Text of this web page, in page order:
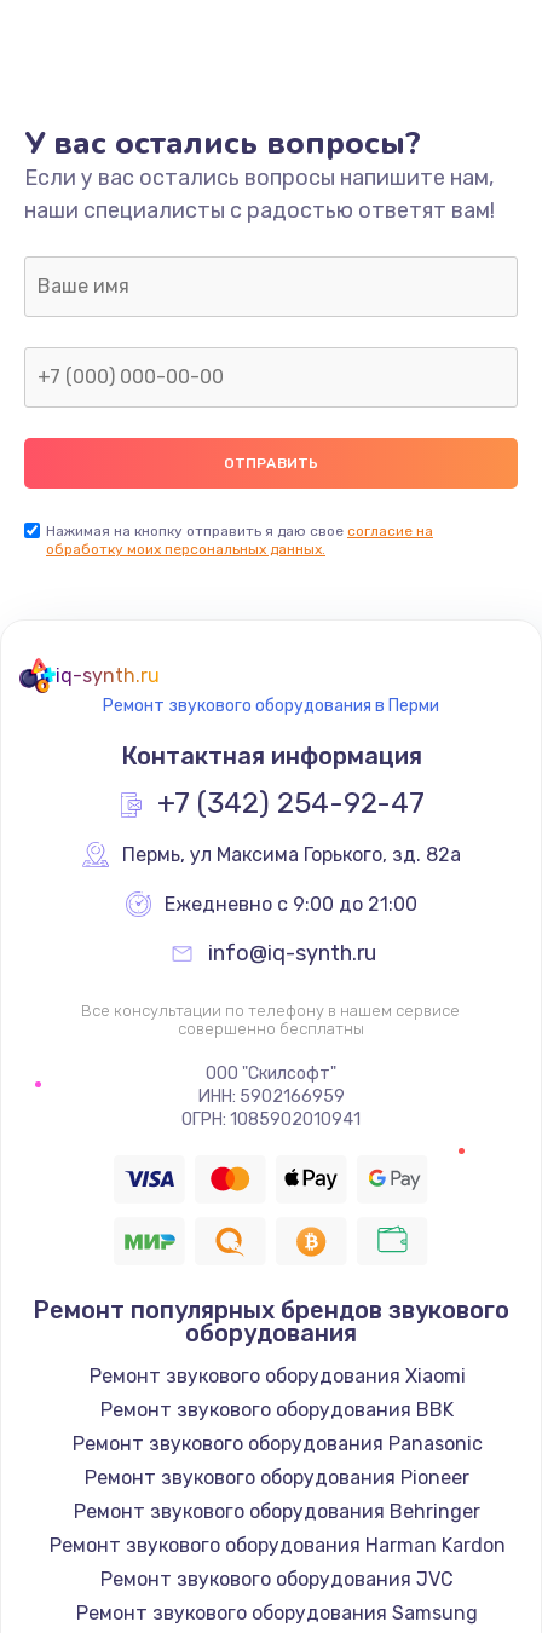
Не включается
1400 руб.
Заказать
Нет звука
800 руб.
Не видит флешку
400 руб.
Заказать
900 руб.
Заказать
900 руб.
Заказать
Не работает
Заказать
Восстановление цепи питания, пайка
880 руб.
Заказать
Программный ремонт/прошивка
390 руб.
Заказать
Замена Bluetooth/Wi-Fi модуля
800 руб.
Заказать
Замена картридера
890 руб.
У вас остались вопросы?
Если у вас остались вопросы напишите нам,
наши специалисты с радостью ответят вам!
Нажимая на кнопку отправить я даю свое согласие на
обработку моих персональных данных.
iq-synth.ru
Ремонт звукового оборудования в Перми
Контактная информация
+7 (342) 254-92-47
Пермь, ул Максима Горького, зд. 82а
Ежедневно с 9:00 до 21:00
info@iq-synth.ru
Все консультации по телефону в нашем сервисе
совершенно бесплатны
ООО "Скилсофт"
ИНН: 5902166959
ОГРН: 1085902010941
Ремонт популярных брендов звукового
оборудования
Ремонт звукового оборудования Xiaomi
Ремонт звукового оборудования BBK
Ремонт звукового оборудования Panasonic
Ремонт звукового оборудования Pioneer
Ремонт звукового оборудования Behringer
Ремонт звукового оборудования Harman Kardon
Ремонт звукового оборудования JVC
Ремонт звукового оборудования Samsung